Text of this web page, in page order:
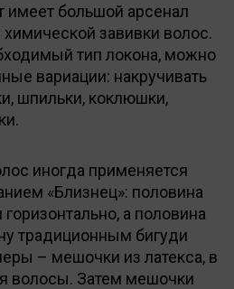
большой арсенал
завивки волос.
тип локона, можно
вариации: накручивать
шпильки, коклюшки,
иногда применяется
«Близнец»: половина
а половина
традиционным бигуди
– мешочки из латекса, в
волосы. Затем мешочки